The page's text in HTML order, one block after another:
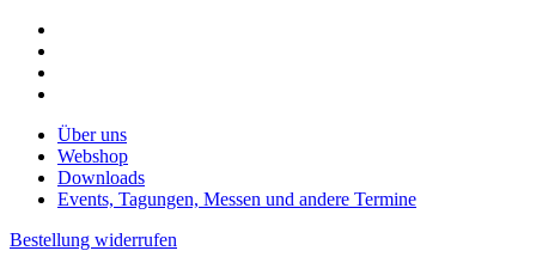
Über uns
Webshop
Downloads
Events, Tagungen, Messen und andere Termine
Bestellung widerrufen